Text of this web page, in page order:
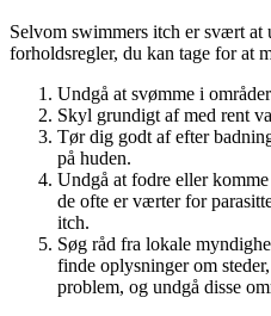
Selvom swimmers itch er svært at
forholdsregler, du kan tage for at
Undgå at svømme i
Skyl grundigt af med rent
Tør dig godt af efter
på huden.
Undgå at fodre eller
de ofte er værter for
itch.
Søg råd fra lokale
finde oplysninger om
problem, og undgå disse